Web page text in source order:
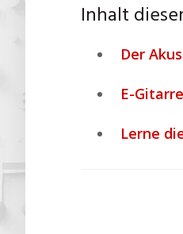
Inhalt
Der
E-
Lerne